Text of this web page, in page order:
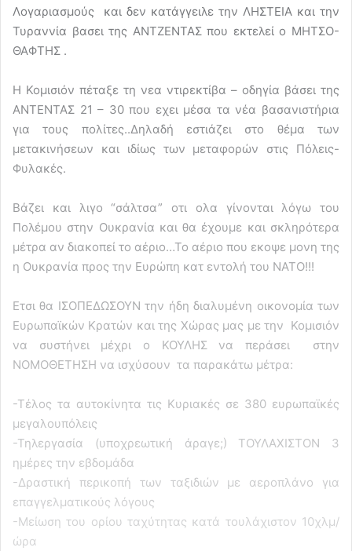
Λογαριασμούς και δεν κατάγγειλε την ΛΗΣΤΕΙΑ και την
Τυραννία βασει της ΑΝΤΖΕΝΤΑΣ που εκτελεί ο ΜΗΤΣΟ-
ΘΑΦΤΗΣ .
Η Κομισιόν πέταξε τη νεα ντιρεκτίβα – οδηγία βάσει της
ΑΝΤΕΝΤΑΣ 21 – 30 που εχει μέσα τα νέα βασανιστήρια
για τους πολίτες..Δηλαδή εστιάζει στο θέμα των
μετακινήσεων και ιδίως των μεταφορών στις Πόλεις-
Φυλακές.
Βάζει και λιγο “σάλτσα” οτι ολα γίνονται λόγω του
Πολέμου στην Ουκρανία και θα έχουμε και σκληρότερα
μέτρα αν διακοπεί το αέριο…Το αέριο που εκοψε μονη της
η Ουκρανία προς την Ευρώπη κατ εντολή του ΝΑΤΟ!!!
Ετσι θα ΙΣΟΠΕΔΩΣΟΥΝ την ήδη διαλυμένη οικονομία των
Ευρωπαϊκών Κρατών και της Χώρας μας με την Κομισιόν
να συστήνει μέχρι ο ΚΟΥΛΗΣ να περάσει στην
ΝΟΜΟΘΕΤΗΣΗ να ισχύσουν τα παρακάτω μέτρα:
-Τέλος τα αυτοκίνητα τις Κυριακές σε 380 ευρωπαϊκές
μεγαλουπόλεις
-Τηλεργασία (υποχρεωτική άραγε;) ΤΟΥΛΑΧΙΣΤΟΝ 3
ημέρες την εβδομάδα
-Δραστική περικοπή των ταξιδιών με αεροπλάνο για
επαγγελματικούς λόγους
-Μείωση του ορίου ταχύτητας κατά τουλάχιστον 10χλμ/
ώρα